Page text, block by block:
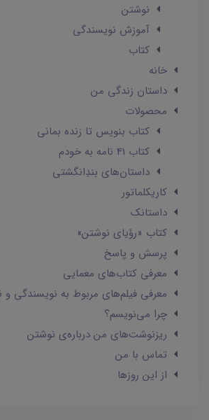
نوشتن
آموزش نویسندگی
کتاب
خانه
داستان زندگی من
محصولات
کتاب بنویس تا زنده بمانی
کتاب 41 نامه به خودم
داستان‌های بندِانگشتی
کاریکلماتور
داستانک‌
کتاب «رؤیای نوشتن»
پرسش و پاسخ
معرفی کتاب‌های معمایی
معرفی فیلم‌های مربوط به نویسندگی و
چرا می‌نویسم؟
ریزنوشت‌های من درباره‌ی نوشتن
تماس با من
از این روزها